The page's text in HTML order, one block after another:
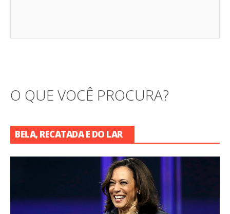
O QUE VOCÊ PROCURA?
BELA, RECATADA E DO LAR